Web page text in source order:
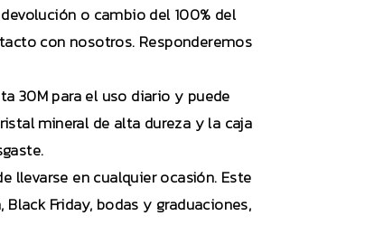
o cambio del 100% del
con nosotros. Responderemos
30M para el uso diario y puede
mineral de alta dureza y la caja
llevarse en cualquier ocasión. Este
Friday, bodas y graduaciones,